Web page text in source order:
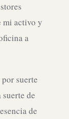
mi activo y
a
suerte
suerte de
de